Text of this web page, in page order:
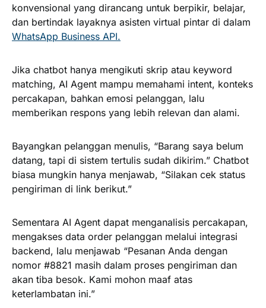
konvensional yang dirancang untuk berpikir, belajar,
dan bertindak layaknya asisten virtual pintar di dalam
WhatsApp Business API.
Jika chatbot hanya mengikuti skrip atau keyword
matching, AI Agent mampu memahami intent, konteks
percakapan, bahkan emosi pelanggan, lalu
memberikan respons yang lebih relevan dan alami.
Bayangkan pelanggan menulis, “Barang saya belum
datang, tapi di sistem tertulis sudah dikirim.” Chatbot
biasa mungkin hanya menjawab, “Silakan cek status
pengiriman di link berikut.”
Sementara AI Agent dapat menganalisis percakapan,
mengakses data order pelanggan melalui integrasi
backend, lalu menjawab “Pesanan Anda dengan
nomor #8821 masih dalam proses pengiriman dan
akan tiba besok. Kami mohon maaf atas
keterlambatan ini.”